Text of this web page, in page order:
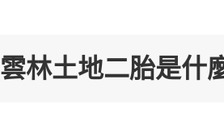
雲林土地二胎是什